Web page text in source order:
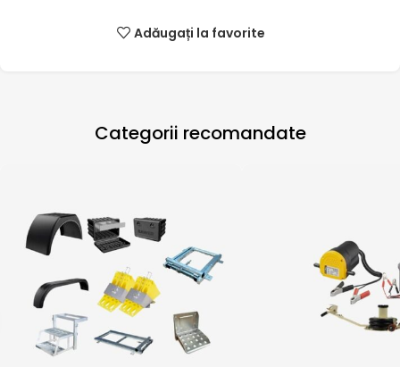
Adăugați la favorite
Categorii recomandate